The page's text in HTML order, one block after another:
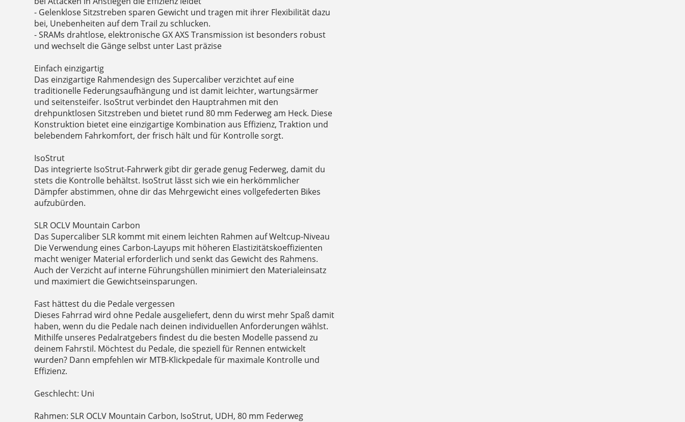
- Gelenklose Sitzstreben sparen Gewicht und tragen mit ihrer Flexibilität dazu
bei, Unebenheiten auf dem Trail zu schlucken.
- SRAMs drahtlose, elektronische GX AXS Transmission ist besonders robust
und wechselt die Gänge selbst unter Last präzise
Einfach einzigartig
Das einzigartige Rahmendesign des Supercaliber verzichtet auf eine
traditionelle Federungsaufhängung und ist damit leichter, wartungsärmer
und seitensteifer. IsoStrut verbindet den Hauptrahmen mit den
drehpunktlosen Sitzstreben und bietet rund 80 mm Federweg am Heck. Diese
Konstruktion bietet eine einzigartige Kombination aus Effizienz, Traktion und
belebendem Fahrkomfort, der frisch hält und für Kontrolle sorgt.
IsoStrut
Das integrierte IsoStrut-Fahrwerk gibt dir gerade genug Federweg, damit du
stets die Kontrolle behältst. IsoStrut lässt sich wie ein herkömmlicher
Dämpfer abstimmen, ohne dir das Mehrgewicht eines vollgefederten Bikes
aufzubürden.
SLR OCLV Mountain Carbon
Das Supercaliber SLR kommt mit einem leichten Rahmen auf Weltcup-Niveau
Die Verwendung eines Carbon-Layups mit höheren Elastizitätskoeffizienten
macht weniger Material erforderlich und senkt das Gewicht des Rahmens.
Auch der Verzicht auf interne Führungshüllen minimiert den Materialeinsatz
und maximiert die Gewichtseinsparungen.
Fast hättest du die Pedale vergessen
Dieses Fahrrad wird ohne Pedale ausgeliefert, denn du wirst mehr Spaß damit
haben, wenn du die Pedale nach deinen individuellen Anforderungen wählst.
Mithilfe unseres Pedalratgebers findest du die besten Modelle passend zu
deinem Fahrstil. Möchtest du Pedale, die speziell für Rennen entwickelt
wurden? Dann empfehlen wir MTB-Klickpedale für maximale Kontrolle und
Effizienz.
Geschlecht: Uni
Rahmen: SLR OCLV Mountain Carbon, IsoStrut, UDH, 80 mm Federweg